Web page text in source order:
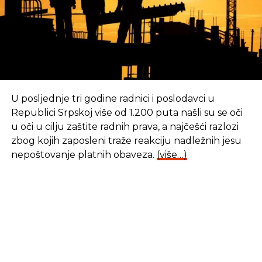
Godišnji izvještaj o rezultatima aktivnosti
institucije Ombusmana za ljudska prava
Bosne i Hercegovine za 2015. godinu;
Hercegovinu i Republiku Srpsku proističu iz
procesa pridruživanja Evropskoj uniji sa
pregledom mjera i aktivnosti realizovanih
tokom 2015. godine, te o ostvarenim
rezultatima u približavanju propisa
U posljednje tri godine radnici i poslodavci u
Republici Srpskoj više od 1.200 puta našli su se oči
u oči u cilju zaštite radnih prava, a najčešći razlozi
zbog kojih zaposleni traže reakciju nadležnih jesu
nepoštovanje platnih obaveza. (više…)